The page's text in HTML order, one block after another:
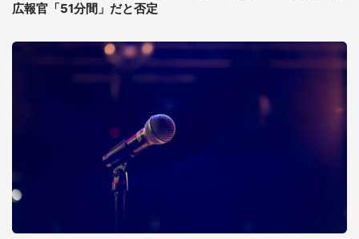
広報官「51分間」だと否定